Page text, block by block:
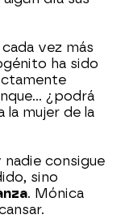
vez más
ha sido
¿podrá
la mujer de la
consigue
sino
. Mónica